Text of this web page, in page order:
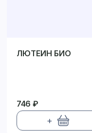
ЛЮТЕИН БИО
746 ₽
+